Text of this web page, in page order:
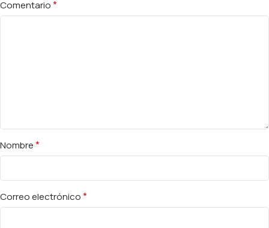
Comentario*
Nombre*
Correo electrónico*